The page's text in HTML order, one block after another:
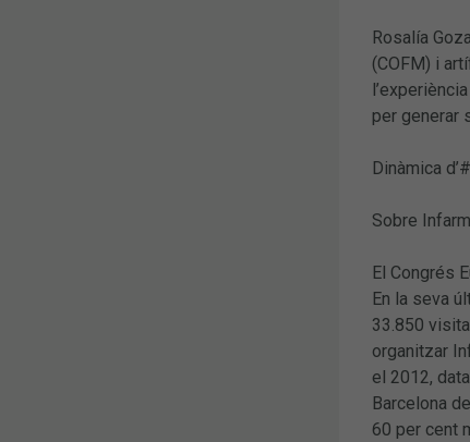
Rosalía
(COFM) i
per generar
Dinàmica
Sobre
El Congrés
En la seva
33.850
organitzar
el 2012,
Barcelona
60 per cent